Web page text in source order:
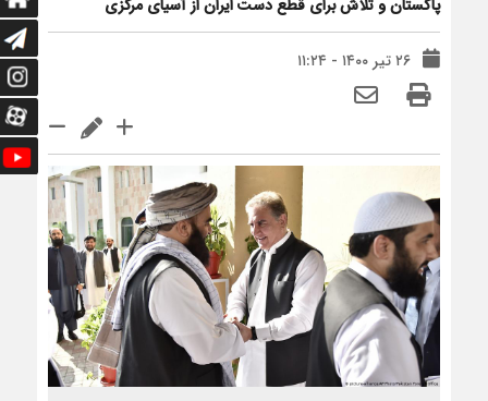
پاکستان و تلاش برای قطع دست ایران از آسیای مرکزی
۲۶ تیر ۱۴۰۰ - ۱۱:۲۴